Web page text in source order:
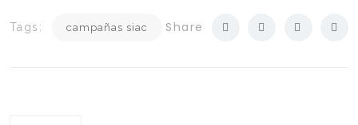
Tags: campañas siac Share